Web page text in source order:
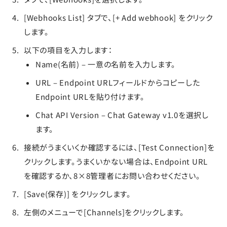
[Webhooks List] タブで、[+ Add webhook] をクリック
します。
以下の項目を入力します：
Name(名前) – 一意の名前を入力します。
URL – Endpoint URLフィールドからコピーした
Endpoint URLを貼り付けます。
Chat API Version – Chat Gateway v1.0を選択し
ます。
接続がうまくいくか確認するには、[Test Connection]を
クリックします。うまくいかない場合は、Endpoint URL
を確認するか、8×8管理者にお問い合わせください。
[Save(保存)] をクリックします。
左側のメニューで[Channels]をクリックします。